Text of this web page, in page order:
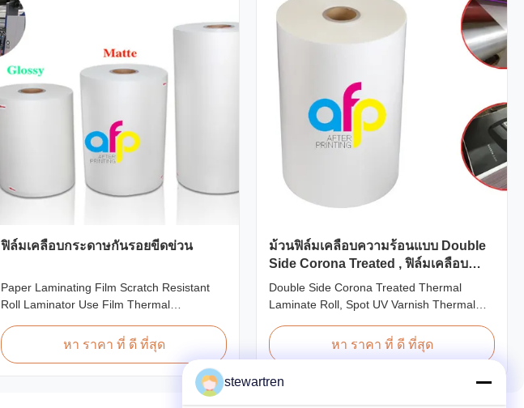
ฟิล์มเคลือบกระดาษกันรอยขีดข่วน
Paper Laminating Film Scratch Resistant
Roll Laminator Use Film Thermal
Paper Laminate We produce two types of
thermal lamination film based on base film
material for different printing methods and
paper thickness: BOPP Thermal Lamination
หา ราคา ที่ ดี ที่สุด
ม้วนฟิล์มเคลือบความร้อนแบบ Double
Side Corona Treated , ฟิล์มเคลือบ
ความร้อนแบบ Spot UV Varnish
Double Side Corona Treated Thermal
Laminate Roll, Spot UV Varnish Thermal
Corona Treated Thermal Lamination Film,
specially designed for optimal performance
Specifications Parameter Specification
หา ราคา ที่ ดี ที่สุด
stewartren